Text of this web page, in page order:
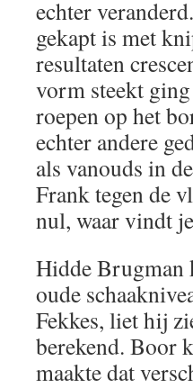
echter
gekapt is met
resultaten
vorm steekt
roepen op het
echter andere
als vanouds in
Frank tegen de
nul, waar vindt
Hidde Brugman
oude
Fekkes, liet hij
berekend. Boor
maakte dat